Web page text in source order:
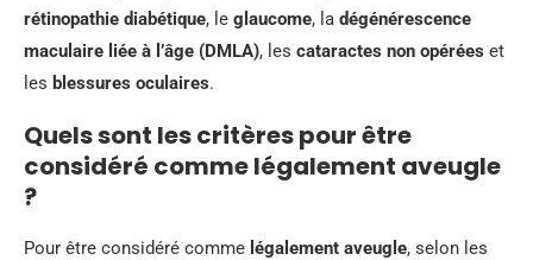
rétinopathie diabétique, le glaucome, la dégénérescence
maculaire liée à l’âge (DMLA), les cataractes non opérées et
les blessures oculaires.
Quels sont les critères pour être
considéré comme légalement aveugle
?
Pour être considéré comme légalement aveugle, selon les